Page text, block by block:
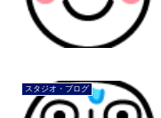
スタジオ・ブログ